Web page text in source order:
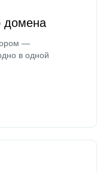
домена
—
в одной